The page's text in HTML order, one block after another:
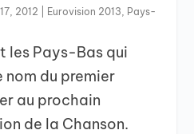
2012 Eurovision 2013 Pays-
les Pays-Bas qui
du premier
au prochain
de la Chanson.